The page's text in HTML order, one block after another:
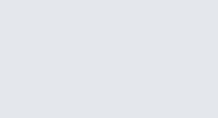
kameraasi subtel
3 vuoden takuu!